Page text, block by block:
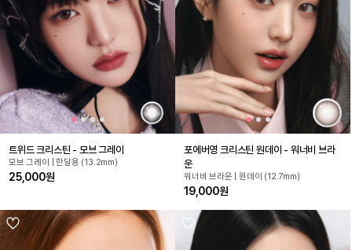
트위드 크리스틴 - 모브 그레이
모브 그레이 | 한달용 (13.2mm)
25,000원
포에버영 크리스틴 원데이 - 워너비 브라
운
워너비 브라운 | 원데이 (12.7mm)
19,000원